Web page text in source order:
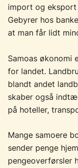
import og
Gebyrer hos
at man får lidt
Samoas økonomi
for landet.
blandt andet
skaber også
på hoteller,
Mange samoere
sender penge
pengeoverførsler